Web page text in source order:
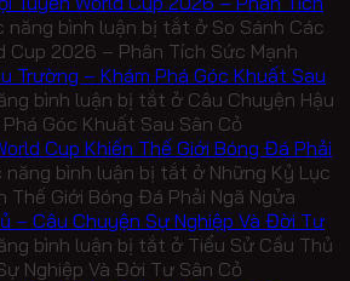
năng bình luận bị tắt ở So Sánh Các
Cup 2026 – Phân Tích Sức Mạnh
Trường – Khám Phá Góc Khuất Sau
bình luận bị tắt ở Câu Chuyện Hậu
Góc Khuất Sau Sân Cỏ
Cup Khiến Thế Giới Bóng Đá Phải
năng bình luận bị tắt ở Những Kỷ Lục
Thế Giới Bóng Đá Phải Ngã Ngửa
– Câu Chuyện Sự Nghiệp Và Đời Tư
bình luận bị tắt ở Tiểu Sử Cầu Thủ
Nghiệp Và Đời Tư Sân Cỏ